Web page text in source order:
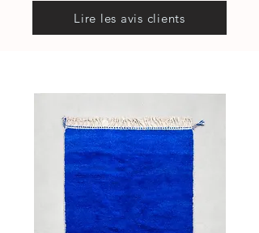
Lire les avis clients